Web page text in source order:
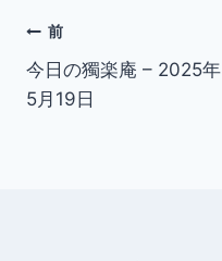
投
稿
前
今日の獨楽庵 – 2025年
5月19日